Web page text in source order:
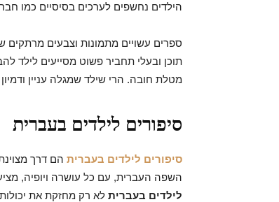
הילדים נחשפים לערכים בסיסיים כמו
ספרים עשויים מתמונות וצבעים מרתקים
תוכן ובעלי תחביר פשוט מסייעים
מטלת חובה. הרי שילד שמגלה עניין
סיפורים לילדים בעברית
סיפורים לילדים בעברית הם דרך
השפה העברית, עם כל עושרה ויופיה,
לילדים בעברית לא רק מחזקת את